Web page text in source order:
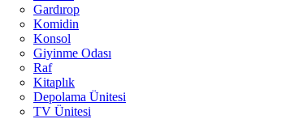
Gardırop
Komidin
Konsol
Giyinme Odası
Raf
Kitaplık
Depolama Ünitesi
TV Ünitesi